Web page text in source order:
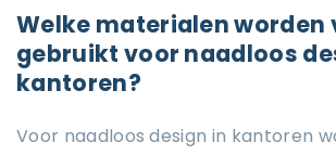
Welke materialen worden
gebruikt voor naadloos
kantoren?
Voor naadloos design in kantoren